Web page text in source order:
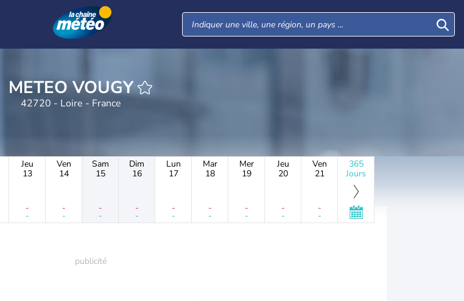
METEO VOUGY
42720 - Loire - France
Jeu
13
-
-
Ven
14
-
-
Sam
15
-
-
Dim
16
-
-
Lun
17
-
-
Mar
18
-
-
Mer
19
-
-
Jeu
20
-
-
Ven
21
-
-
365
Jours